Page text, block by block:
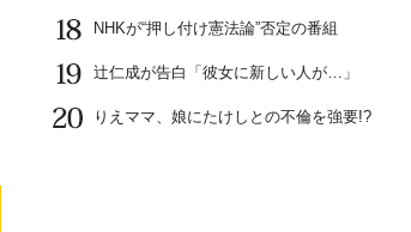
18
NHKが“押し付け憲法論”否定の番組
19
辻仁成が告白「彼女に新しい人が…」
20
りえママ、娘にたけしとの不倫を強要!?